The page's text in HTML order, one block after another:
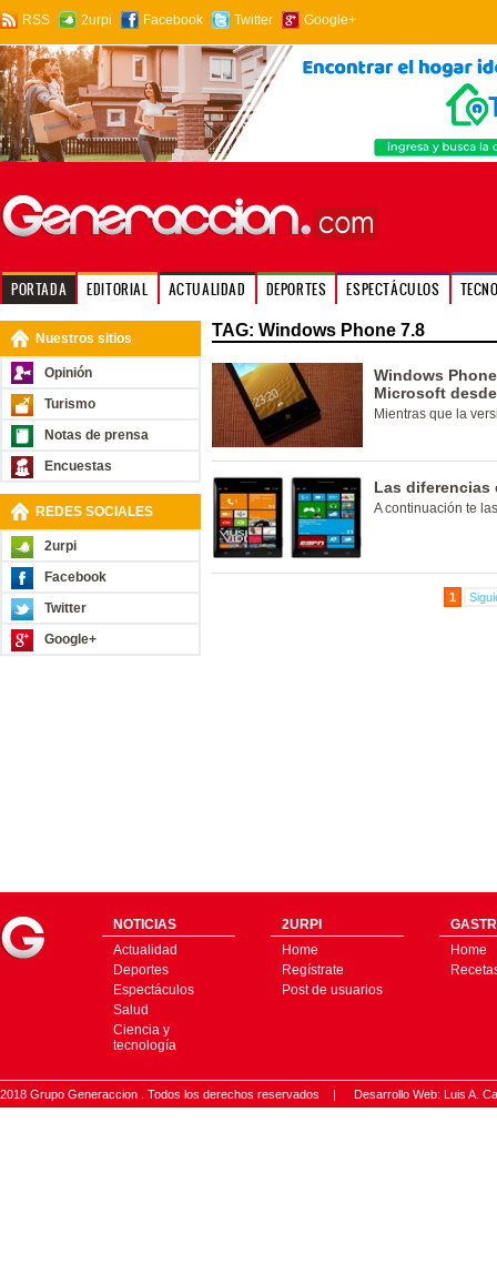
RSS 2urpi Facebook Twitter Google+
PORTADA EDITORIAL ACTUALIDAD DEPORTES ESPECTÁCULOS
Nuestros sitios
Opinión
Turismo
Notas de prensa
Encuestas
REDES SOCIALES
2urpi
Facebook
Twitter
Google+
TAG: Windows Phone 7.8
Windows
Microsoft
Mientras que la
Las diferencias
A continuación te
1
NOTICIAS
Actualidad
Deportes
Espectáculos
Salud
Ciencia y
tecnología
2URPI
Home
Regístrate
Post de usuarios
Home
2018 Grupo Generaccion . Todos los derechos reservados | Desarrollo Web: Luis